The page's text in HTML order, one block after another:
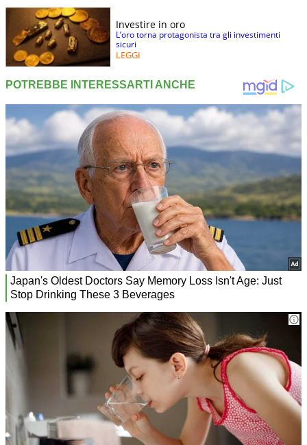
Investire in oro
L’oro torna protagonista tra gli investimenti
sicuri
LEGGI